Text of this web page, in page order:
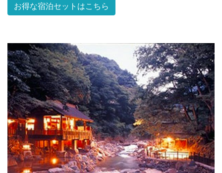
お得な宿泊セットはこちら